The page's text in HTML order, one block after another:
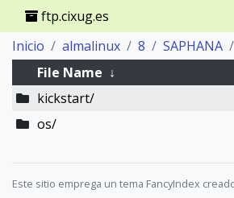
ftp.cixug.es
Inicio
almalinux 8 SAPHANA
File Name ↓
kickstart/
os/
Este sitio emprega un tema FancyIndex